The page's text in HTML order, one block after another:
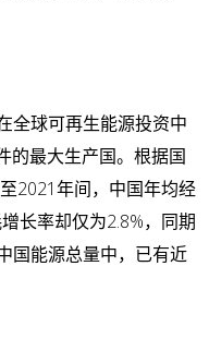
全球可再生能源投资中
的最大生产国。根据国
2021年间，中国年均经
长率却仅为2.8%，同期
国能源总量中，已有近